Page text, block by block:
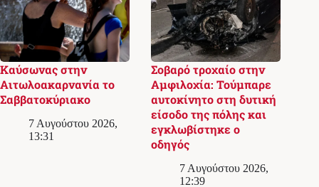
Καύσωνας στην
Αιτωλοακαρνανία το
Σαββατοκύριακο
7 Αυγούστου 2026,
13:31
Σοβαρό τροχαίο στην
Αμφιλοχία: Τούμπαρε
αυτοκίνητο στη δυτική
είσοδο της πόλης και
εγκλωβίστηκε ο
οδηγός
7 Αυγούστου 2026,
12:39